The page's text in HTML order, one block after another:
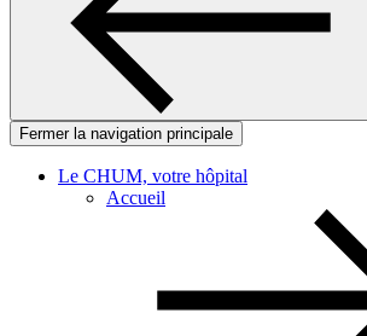
Fermer la navigation principale
Le CHUM, votre hôpital
Accueil